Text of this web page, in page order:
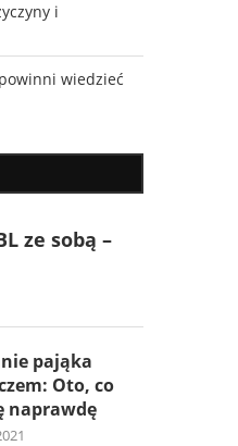
i
wiedzieć
ze sobą –
pająka
Oto, co
naprawdę